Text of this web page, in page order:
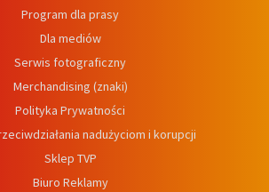
Program dla prasy
Dla mediów
Serwis fotograficzny
Merchandising (znaki)
Polityka Prywatności
nadużyciom i korupcji
Sklep TVP
Biuro Reklamy